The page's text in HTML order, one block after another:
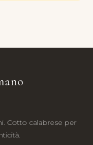
Cotto calabrese per